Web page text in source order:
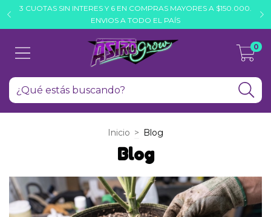
3 CUOTAS SIN INTERES Y 6 EN COMPRAS MAYORES A $150.000.
ENVIOS A TODO EL PAÍS
0
Inicio > Blog
Blog